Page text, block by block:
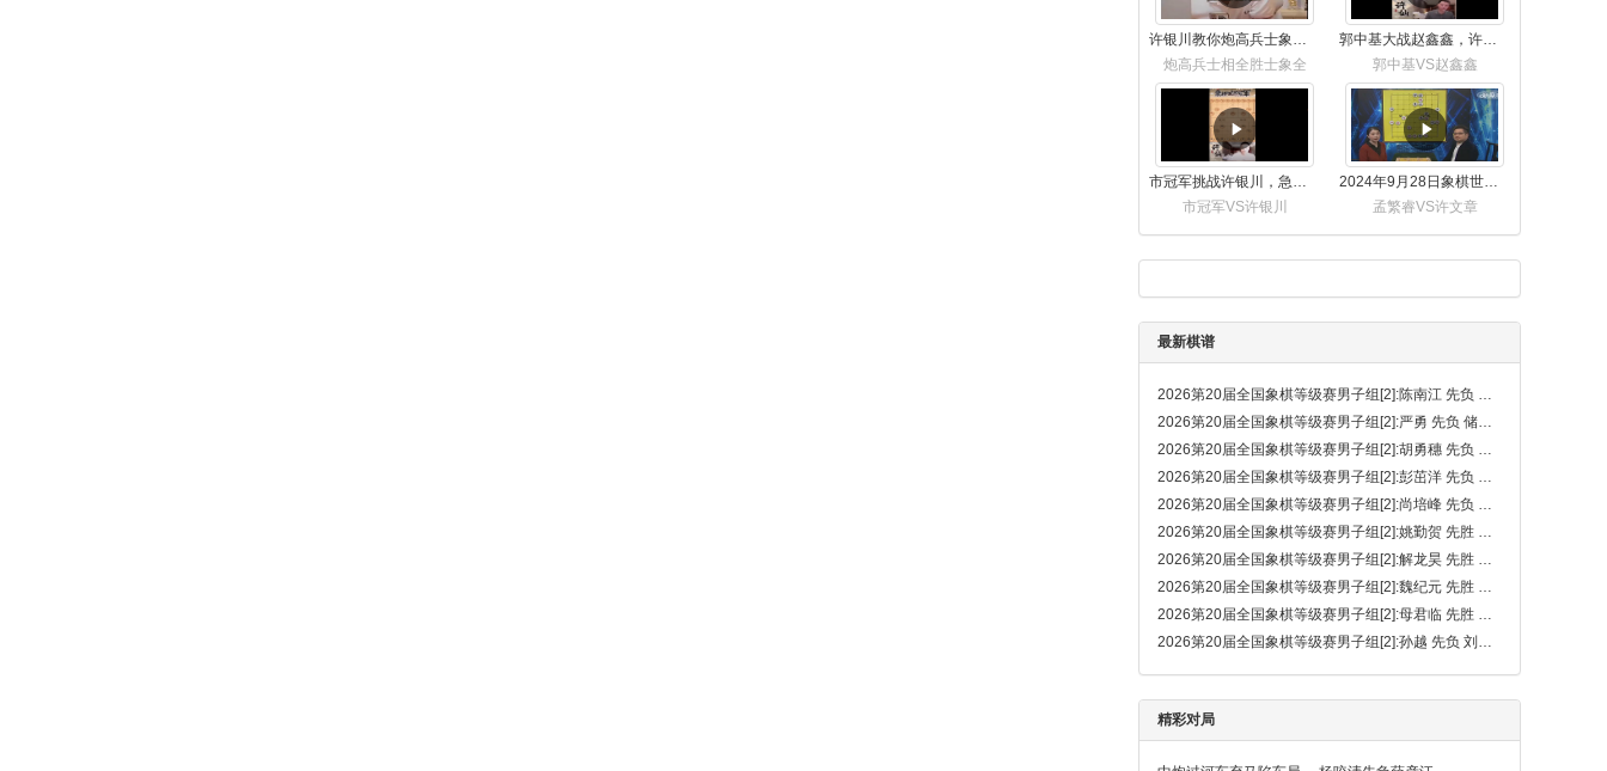
许银川教你炮高兵士象全如何赢士象全，简单四步即可
炮高兵士相全胜士象全
郭中基大战赵鑫鑫，许银川激情讲解
郭中基VS赵鑫鑫
市冠军挑战许银川，急进中兵变化真激烈！
市冠军VS许银川
2024年9月28日象棋世界栏目，刘君、蒋川讲解了第九届杨官璘杯象棋公开赛孟繁睿与许文章的对局
孟繁睿VS许文章
最新棋谱
2026第20届全国象棋等级赛男子组[2]:陈南江 先负 宛龙
2026第20届全国象棋等级赛男子组[2]:严勇 先负 储般若
2026第20届全国象棋等级赛男子组[2]:胡勇穗 先负 梁雅让
2026第20届全国象棋等级赛男子组[2]:彭茁洋 先负 周开薪
2026第20届全国象棋等级赛男子组[2]:尚培峰 先负 郑奕宸
2026第20届全国象棋等级赛男子组[2]:姚勤贺 先胜 徐腾飞（卒底炮弃马局）
2026第20届全国象棋等级赛男子组[2]:解龙昊 先胜 张策
2026第20届全国象棋等级赛男子组[2]:魏纪元 先胜 刘京
2026第20届全国象棋等级赛男子组[2]:母君临 先胜 陈奕良
2026第20届全国象棋等级赛男子组[2]:孙越 先负 刘泉（金钩炮）
精彩对局